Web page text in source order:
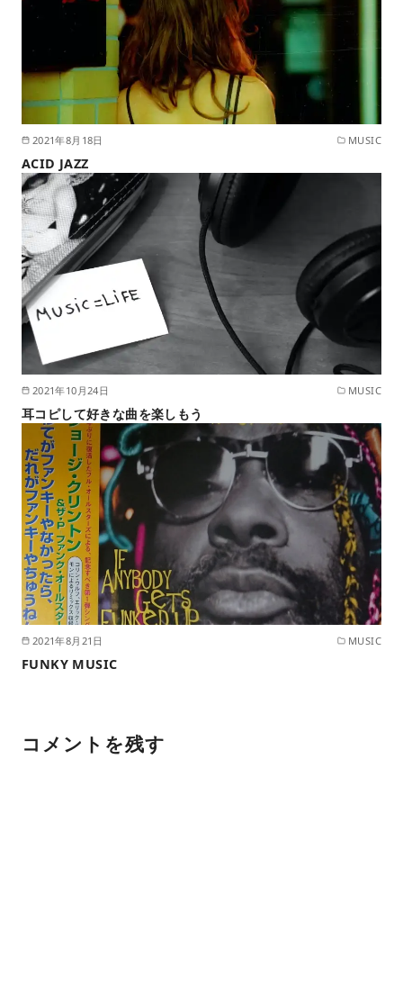
2021年8月18日 MUSIC
ACID JAZZ
2021年10月24日 MUSIC
耳コピして好きな曲を楽しもう
2021年8月21日 MUSIC
FUNKY MUSIC
コメントを残す